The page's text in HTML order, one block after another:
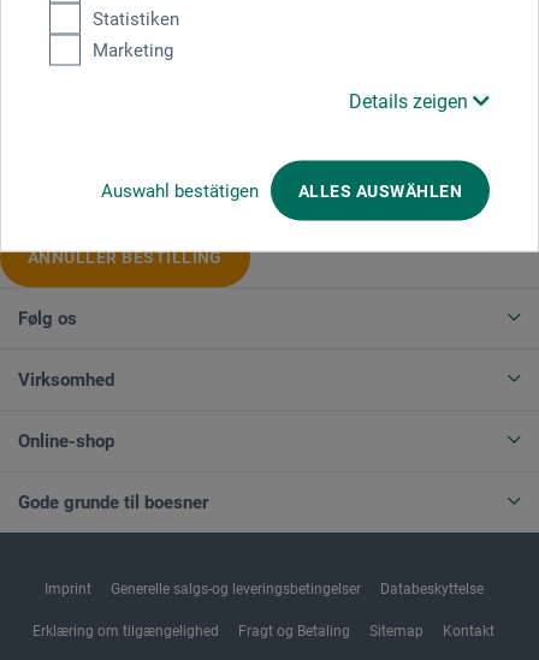
Statistiken
Marketing
Details zeigen
Auswahl bestätigen ALLES AUSWÄHLEN
ANNULLER BESTILLING
Følg os
Virksomhed
Online-shop
Gode grunde til boesner
Imprint Generelle salgs-og leveringsbetingelser Databeskyttelse
Erklæring om tilgængelighed Fragt og Betaling Sitemap Kontakt